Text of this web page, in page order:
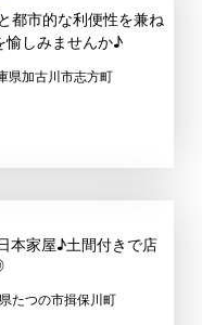
都市的な利便性を兼ね
愉しみませんか♪
県加古川市志方町
本家屋♪土間付きで店
たつの市揖保川町